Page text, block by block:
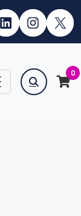
LinkedIn
X
0